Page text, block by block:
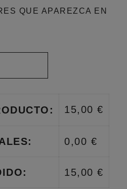
QUE APAREZCA EN
15,00 €
0,00 €
15,00 €